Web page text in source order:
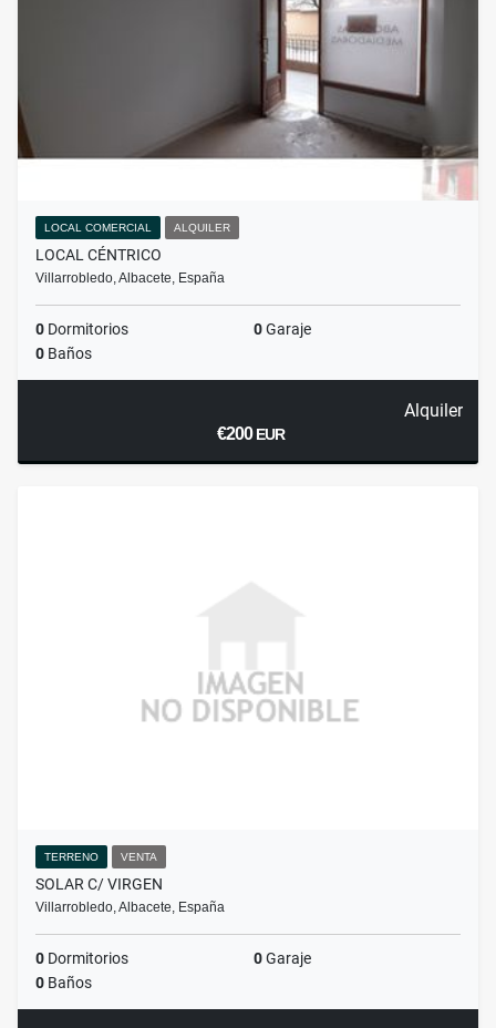
LOCAL COMERCIAL ALQUILER
LOCAL CÉNTRICO
Villarrobledo, Albacete, España
0 Dormitorios 0Garaje
0 Baños
Alquiler
€200EUR
TERRENO VENTA
SOLAR C/ VIRGEN
Villarrobledo, Albacete, España
0 Dormitorios 0Garaje
0 Baños